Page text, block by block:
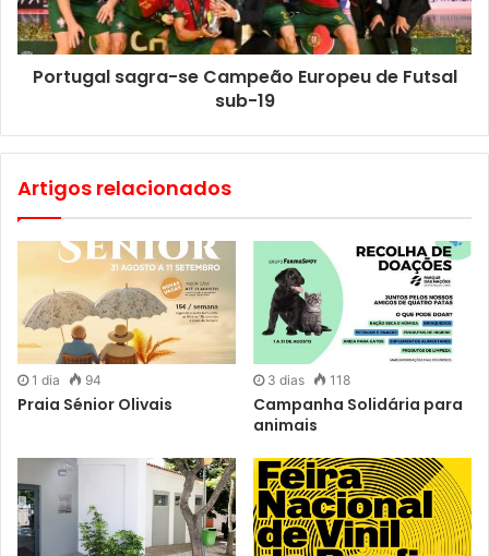
Reservas:https://ticketline.sapo.pt/evento/comedy-
therapy-73846
Portugal sagra-se Campeão Europeu de Futsal
sub-19
Artigos relacionados
1 dia 94
Praia Sénior Olivais
3 dias 118
Campanha Solidária para
animais